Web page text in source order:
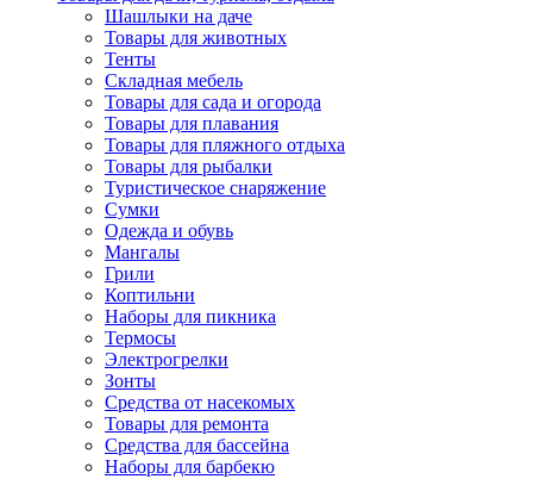
Шашлыки на даче
Товары для животных
Тенты
Складная мебель
Товары для сада и огорода
Товары для плавания
Товары для пляжного отдыха
Товары для рыбалки
Туристическое снаряжение
Сумки
Одежда и обувь
Мангалы
Грили
Коптильни
Наборы для пикника
Термосы
Электрогрелки
Зонты
Средства от насекомых
Товары для ремонта
Средства для бассейна
Наборы для барбекю